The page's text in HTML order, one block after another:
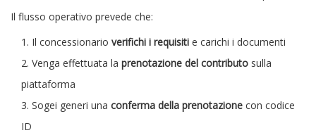
Il flusso operativo prevede che:
Il concessionario verifichi i requisiti e carichi i documenti
Venga effettuata la prenotazione del contributo sulla
piattaforma
Sogei generi una conferma della prenotazione con codice
ID